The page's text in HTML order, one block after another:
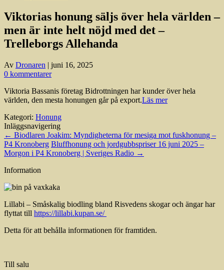
Viktorias honung säljs över hela världen –
men är inte helt nöjd med det –
Trelleborgs Allehanda
Av Dronaren | juni 16, 2025
0 kommentarer
Viktoria Bassanis företag Bidrottningen har kunder över hela
världen, den mesta honungen går på export.Läs mer
Kategori: Honung
Inläggsnavigering
← Biodlaren Joakim: Myndigheterna för mesiga mot fuskhonung –
P4 Kronoberg Bluffhonung och jordgubbspriser 16 juni 2025 –
Morgon i P4 Kronoberg | Sveriges Radio →
Information
Lillabi – Småskalig biodling bland Risvedens skogar och ängar har
flyttat till https://lillabi.kupan.se/
Detta för att behålla informationen för framtiden.
Till salu